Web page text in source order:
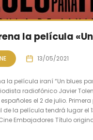
13/05/2021
la película iraní “Un blues
radiofónico Javier
el 2 de julio.
de la película tendrá lugar el
Embajadores Título